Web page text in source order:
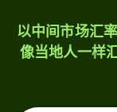
以中间市场汇
像当地人一样